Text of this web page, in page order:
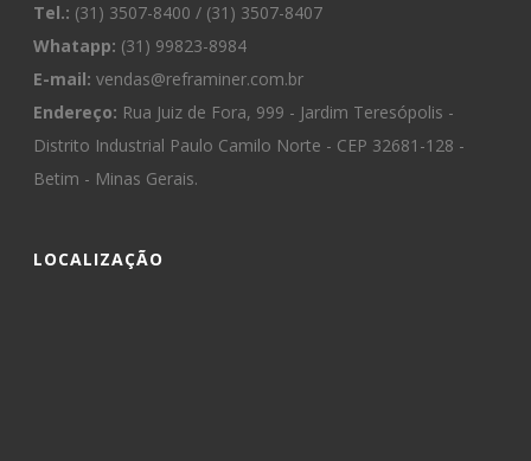
Tel.: (31) 3507-8400 / (31) 3507-8407
Whatapp: (31) 99823-8984
E-mail: vendas@reframiner.com.br
Endereço: Rua Juiz de Fora, 999 - Jardim Teresópolis -
Distrito Industrial Paulo Camilo Norte - CEP 32681-128 -
Betim - Minas Gerais.
LOCALIZAÇÃO